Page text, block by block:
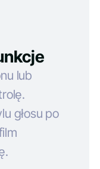
lub
głosu po